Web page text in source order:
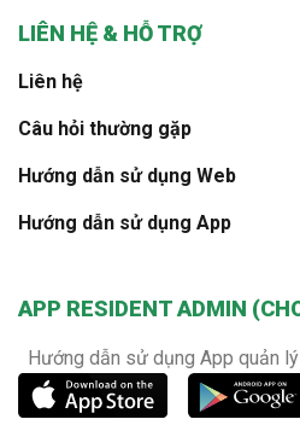
LIÊN HỆ & HỖ TRỢ
Liên hệ
Câu hỏi thường gặp
Hướng dẫn sử dụng Web
Hướng dẫn sử dụng App
APP RESIDENT ADMIN
Hướng dẫn sử dụng App quản lý